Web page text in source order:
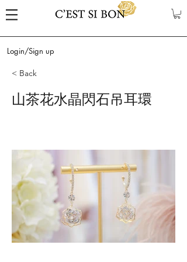
Login/Sign up
< Back
山茶花水晶閃石吊耳環